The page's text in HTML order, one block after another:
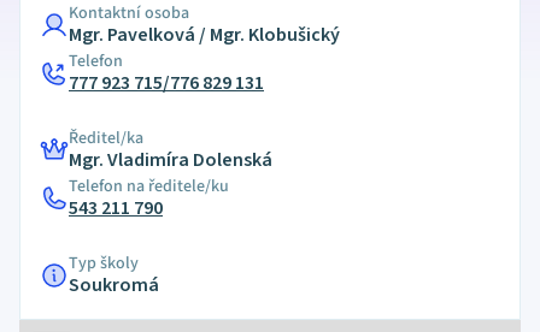
Kontaktní osoba
Mgr. Pavelková / Mgr. Klobušický
Telefon
777 923 715/776 829 131
Ředitel/ka
Mgr. Vladimíra Dolenská
Telefon na ředitele/ku
543 211 790
Typ školy
Soukromá